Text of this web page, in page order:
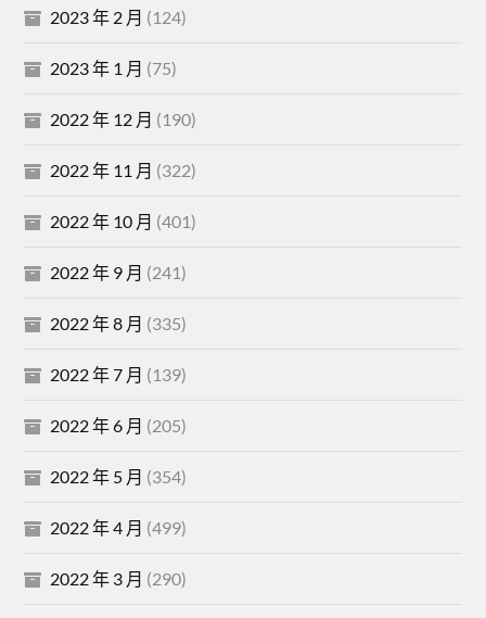
2023 年 2 月 (124)
2023 年 1 月 (75)
2022 年 12 月 (190)
2022 年 11 月 (322)
2022 年 10 月 (401)
2022 年 9 月 (241)
2022 年 8 月 (335)
2022 年 7 月 (139)
2022 年 6 月 (205)
2022 年 5 月 (354)
2022 年 4 月 (499)
2022 年 3 月 (290)